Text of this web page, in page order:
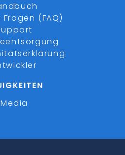
(FAQ)
Media